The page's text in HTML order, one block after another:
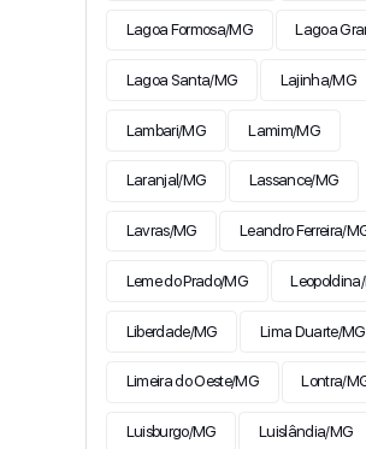
Lagoa Formosa/MG Lagoa
Lagoa Santa/MG Lajinha/MG
Lambari/MG Lamim/MG
Laranjal/MG Lassance/MG
Lavras/MG Leandro Ferreira/
Leme do Prado/MG
Liberdade/MG Lima Duarte/MG
Limeira do Oeste/MG Lontra/
Luisburgo/MG Luislândia/MG